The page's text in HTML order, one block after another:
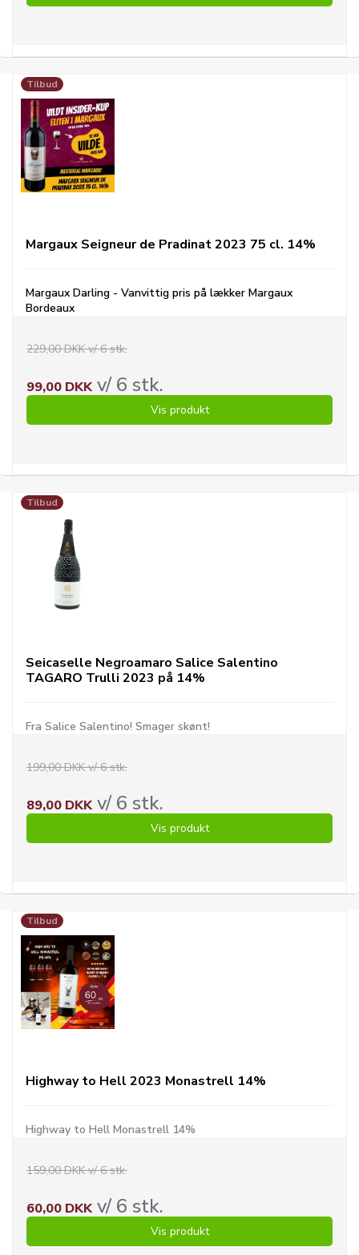
Tilbud
Margaux Seigneur de Pradinat 2023 75 cl. 14%
Margaux Darling - Vanvittig pris på lækker Margaux
Bordeaux
229,00 DKK v/ 6 stk.
99,00 DKKv/ 6 stk.
Vis produkt
Tilbud
Seicaselle Negroamaro Salice Salentino
TAGARO Trulli 2023 på 14%
Fra Salice Salentino! Smager skønt!
199,00 DKK v/ 6 stk.
89,00 DKKv/ 6 stk.
Vis produkt
Tilbud
Highway to Hell 2023 Monastrell 14%
Highway to Hell Monastrell 14%
159,00 DKK v/ 6 stk.
60,00 DKKv/ 6 stk.
Vis produkt